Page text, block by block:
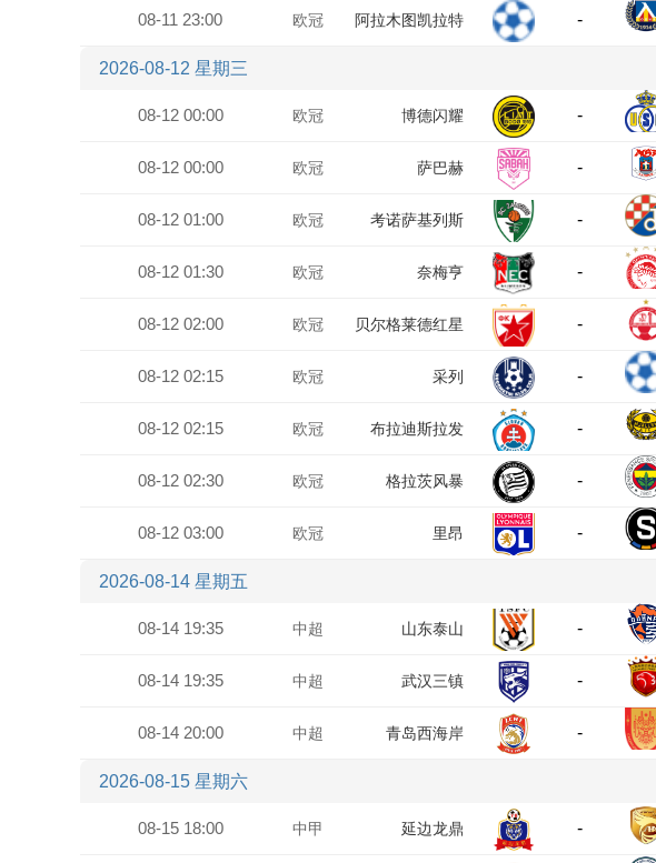
08-11 23:00 欧冠 阿拉木图凯拉特 -
2026-08-12 星期三
08-12 00:00 欧冠 博德闪耀 -
08-12 00:00 欧冠 萨巴赫 -
08-12 01:00 欧冠 考诺萨基列斯 -
08-12 01:30 欧冠 奈梅亨 -
08-12 02:00 欧冠 贝尔格莱德红星 -
08-12 02:15 欧冠 采列 -
08-12 02:15 欧冠 布拉迪斯拉发 -
08-12 02:30 欧冠 格拉茨风暴 -
08-12 03:00 欧冠 里昂 -
2026-08-14 星期五
08-14 19:35 中超 山东泰山 -
08-14 19:35 中超 武汉三镇 -
08-14 20:00 中超 青岛西海岸 -
2026-08-15 星期六
08-15 18:00 中甲 延边龙鼎 -